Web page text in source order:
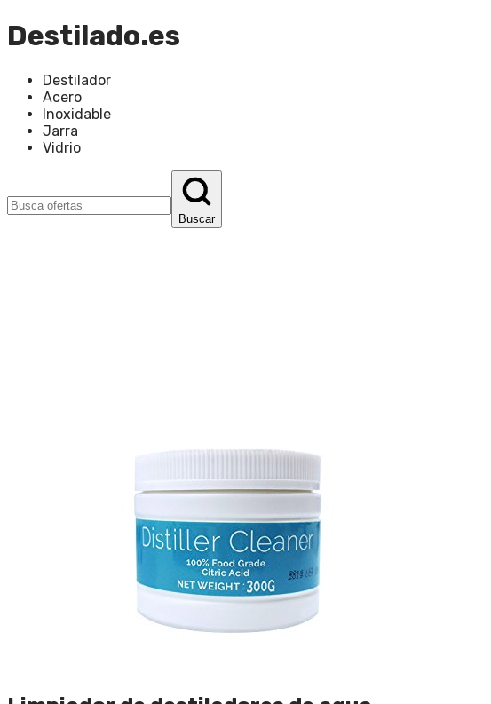
Destilado.es
Destilador
Acero
Inoxidable
Jarra
Vidrio
Buscar